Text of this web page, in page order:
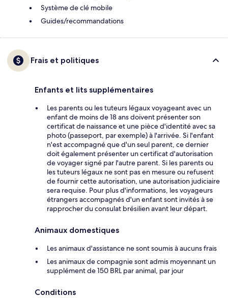
Système de clé mobile
Guides/recommandations
Frais et politiques
Enfants et lits supplémentaires
Les parents ou les tuteurs légaux voyageant avec un
enfant de moins de 18 ans doivent présenter son
certificat de naissance et une pièce d'identité avec sa
photo (passeport, par exemple) à l'arrivée. Si l'enfant
n'est accompagné que d'un seul parent, ce dernier
doit également présenter un certificat d'autorisation
de voyager signé par l'autre parent. Si les parents ou
les tuteurs légaux ne sont pas en mesure ou refusent
de fournir cette autorisation, une autorisation judiciaire
sera requise. Pour plus d'informations, les voyageurs
étrangers accompagnés d'un enfant sont invités à se
rapprocher du consulat brésilien avant leur départ.
Animaux domestiques
Les animaux d'assistance ne sont soumis à aucuns frais
Les animaux de compagnie sont admis moyennant un
supplément de 150 BRL par animal, par jour
Conditions